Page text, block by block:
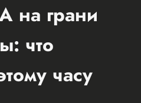
на грани
что
часу